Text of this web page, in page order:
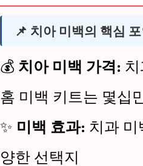
📌 치아 미백의 핵심
💰 치아 미백 가격:
홈 미백 키트는 몇십
✨ 미백 효과: 치과 미
양한 선택지